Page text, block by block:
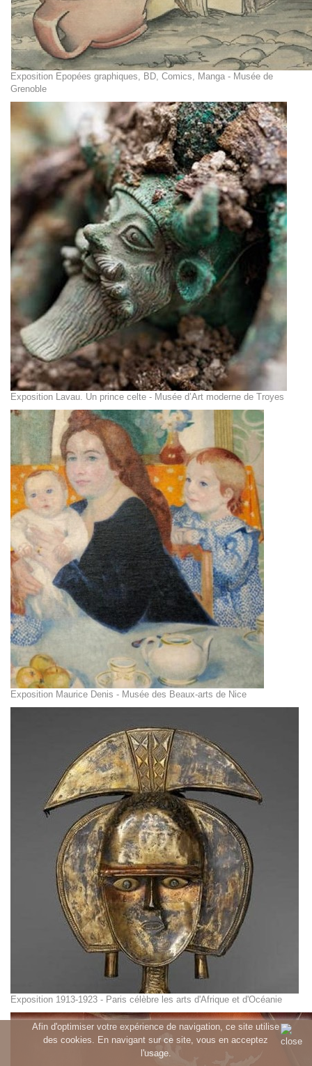
Afin d'optimiser votre expérience de navigation, ce site utilise
des cookies. En navigant sur ce site, vous en acceptez
l'usage.
Exposition Epopées graphiques, BD, Comics, Manga - Musée de
Grenoble
Exposition Lavau. Un prince celte - Musée d’Art moderne de Troyes
Exposition Maurice Denis - Musée des Beaux-arts de Nice
Exposition 1913-1923 - Paris célèbre les arts d'Afrique et d'Océanie